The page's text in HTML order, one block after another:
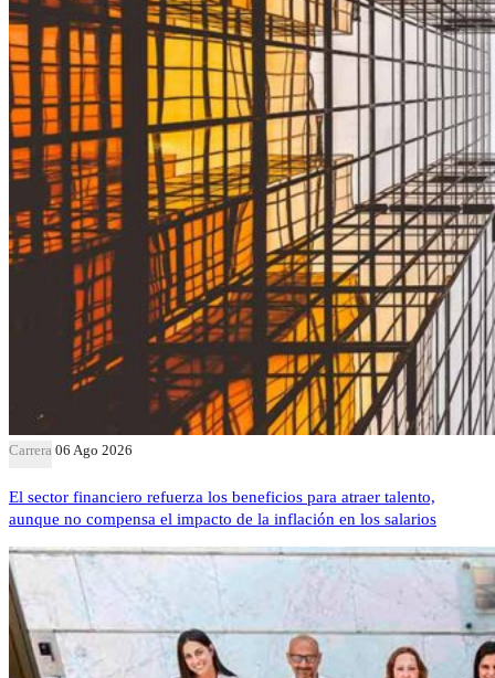
Carrera 06 Ago 2026
El sector financiero refuerza los beneficios para atraer talento,
aunque no compensa el impacto de la inflación en los salarios